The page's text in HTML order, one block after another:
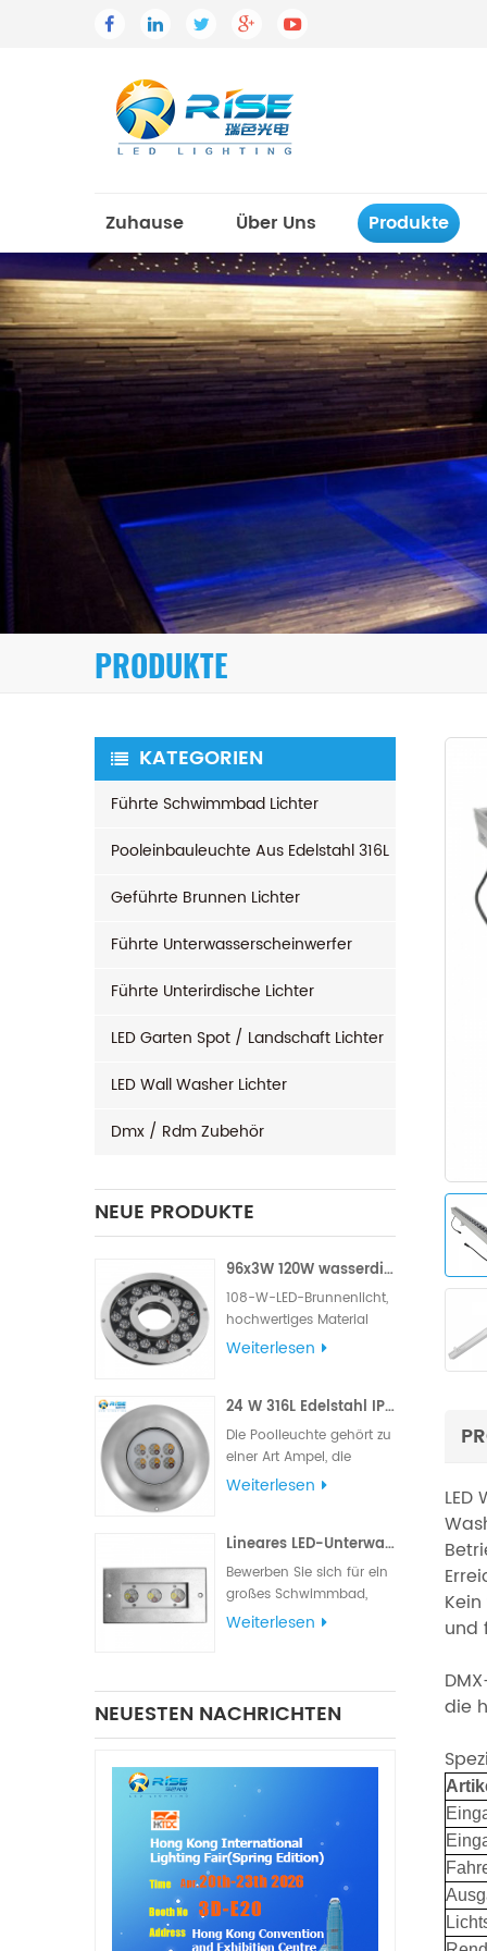
Zuhause Über Uns Produkte
PRODUKTE
KATEGORIEN
Führte Schwimmbad Lichter
Pooleinbauleuchte Aus Edelstahl 316L
Geführte Brunnen Lichter
Führte Unterwasserscheinwerfer
Führte Unterirdische Lichter
LED Garten Spot / Landschaft Lichter
LED Wall Washer Lichter
Dmx / Rdm Zubehör
NEUE PRODUKTE
96x3W 120W wasserdichtes LED-Brunnenlicht
108-W-LED-Brunnenlicht,
hochwertiges Material
aus 316L-Edelstahl,
Epistar- Chips, Lieferung
mit VDE-Gummikabel
oder UL-Gummikabel.
Weiterlesen
24 W 316L Edelstahl IP68 LED-Poolleuchte für den Außenbereich
Die Poolleuchte gehört zu
einer Art Ampel, die
verschiedene
erfüllt. Die
Wasserdichtigkeitsklasse
IP68 eignet sich für
Navigationslichter und
Weiterlesen
Lineares LED-Unterwasserlicht aus Edelstahl 316L
Bewerben Sie sich für ein
großes Schwimmbad,
einen Teich, einen
Weiterlesen
NEUESTEN NACHRICHTEN
LED
und
die